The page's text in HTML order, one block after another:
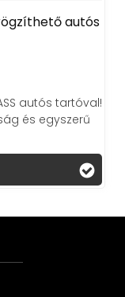
rögzíthető autós
autós tartóval!
és egyszerű